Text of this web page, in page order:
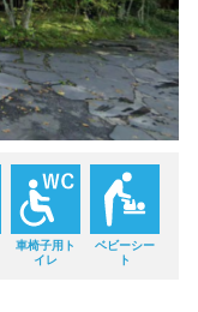
車椅子用ト
イレ
ベビーシー
ト